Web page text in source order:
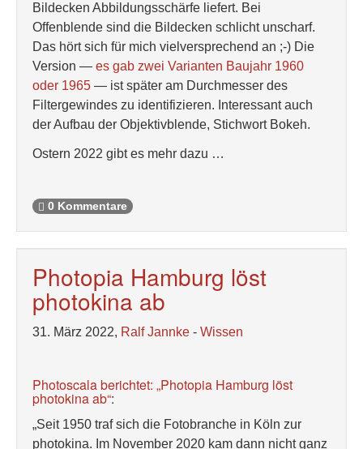
Bildecken Abbildungsschärfe liefert. Bei
Offenblende sind die Bildecken schlicht unscharf.
Das hört sich für mich vielversprechend an ;-) Die
Version — es gab zwei Varianten Baujahr 1960
oder 1965 — ist später am Durchmesser des
Filtergewindes zu identifizieren. Interessant auch
der Aufbau der Objektivblende, Stichwort Bokeh.
Ostern 2022 gibt es mehr dazu …
0 Kommentare
Photopia Hamburg löst
photokina ab
31. März 2022, Ralf Jannke - Wissen
Photoscala berichtet: „Photopia Hamburg löst
photokina ab“:
„Seit 1950 traf sich die Fotobranche in Köln zur
photokina. Im November 2020 kam dann nicht ganz